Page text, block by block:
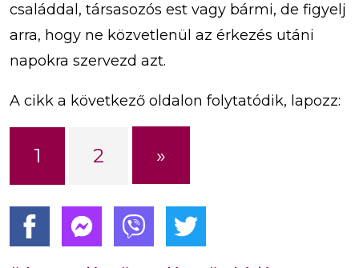
családdal, társasozós est vagy bármi, de figyelj
arra, hogy ne közvetlenül az érkezés utáni
napokra szervezd azt.
A cikk a következő oldalon folytatódik, lapozz:
1 2 »